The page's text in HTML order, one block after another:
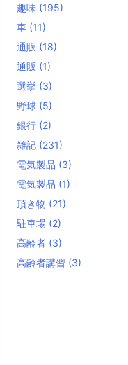
趣味 (195)
車 (11)
通販 (18)
通販 (1)
選挙 (3)
野球 (5)
銀行 (2)
雑記 (231)
電気製品 (3)
電気製品 (1)
頂き物 (21)
駐車場 (2)
高齢者 (3)
高齢者講習 (3)